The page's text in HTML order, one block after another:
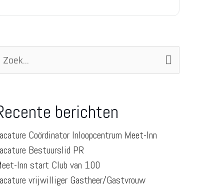
Zoek
berichten
Coördinator Inloopcentrum Meet-Inn
Bestuurslid PR
Inn start Club van 100
vrijwilliger Gastheer/Gastvrouw